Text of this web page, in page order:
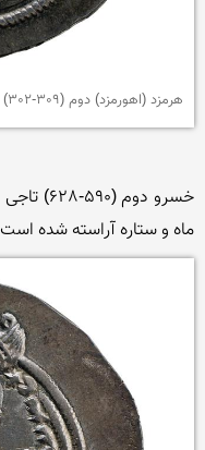
هرمزد (اهورمزد) دوم (309-302)
ماه و ستاره آراسته شده است